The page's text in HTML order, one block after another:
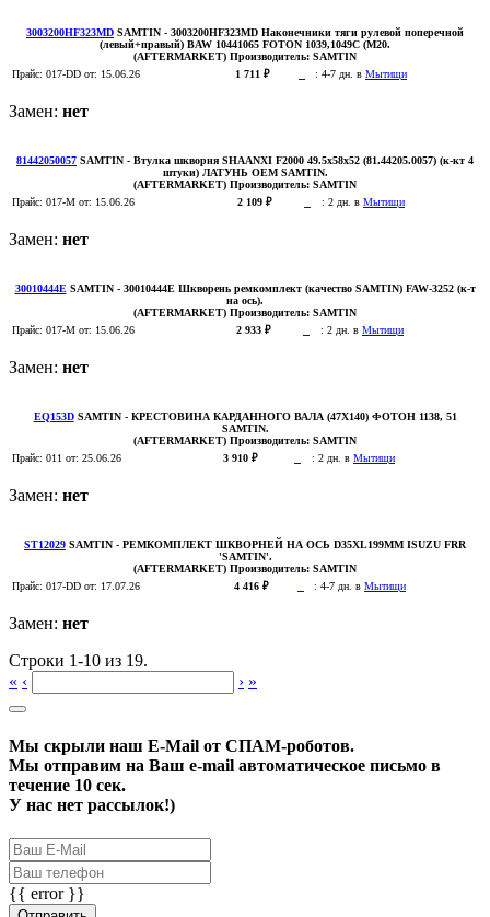
3003200HF323MD SAMTIN - 3003200HF323MD Наконечники тяги рулевой поперечной
(левый+правый) BAW 10441065 FOTON 1039,1049C (M20.
(AFTERMARKET) Производитель: SAMTIN
Прайс: 017-DD от: 15.06.26 1 711 ₽ : 4-7 дн. в Мытищи
Замен: нет
81442050057 SAMTIN - Втулка шкворня SHAANXI F2000 49.5x58x52 (81.44205.0057) (к-кт 4
штуки) ЛАТУНЬ OEM SAMTIN.
(AFTERMARKET) Производитель: SAMTIN
Прайс: 017-M от: 15.06.26 2 109 ₽ : 2 дн. в Мытищи
Замен: нет
30010444E SAMTIN - 30010444E Шкворень ремкомплект (качество SAMTIN) FAW-3252 (к-т
на ось).
(AFTERMARKET) Производитель: SAMTIN
Прайс: 017-M от: 15.06.26 2 933 ₽ : 2 дн. в Мытищи
Замен: нет
EQ153D SAMTIN - КРЕСТОВИНА КАРДАННОГО ВАЛА (47X140) ФОТОН 1138, 51
SAMTIN.
(AFTERMARKET) Производитель: SAMTIN
Прайс: 011 от: 25.06.26 3 910 ₽ : 2 дн. в Мытищи
Замен: нет
ST12029 SAMTIN - РЕМКОМПЛЕКТ ШКВОРНЕЙ НА ОСЬ D35XL199MM ISUZU FRR
'SAMTIN'.
(AFTERMARKET) Производитель: SAMTIN
Прайс: 017-DD от: 17.07.26 4 416 ₽ : 4-7 дн. в Мытищи
Замен: нет
Строки 1-10 из 19.
« ‹ › »
Мы скрыли наш E-Mail от СПАМ-роботов.
Мы отправим на Ваш e-mail автоматическое письмо в
течение 10 сек.
У нас нет рассылок!)
{{ error }}